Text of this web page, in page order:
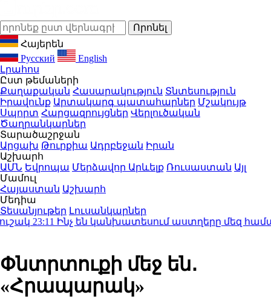
Հայերեն
Русский
English
Լրահոս
Ըստ թեմաների
Քաղաքական Հասարակություն Տնտեսություն
Իրավունք Արտակարգ պատահարներ Մշակույթ
Սպորտ Հարցազրույցներ Վերլուծական
Ծաղրանկարներ
Տարածաշրջան
Արցախ Թուրքիա Ադրբեջան Իրան
Աշխարհ
ԱՄՆ Եվրոպա Մերձավոր Արևելք Ռուսաստան Այլ
Մամուլ
Հայաստան Աշխարհ
Մեդիա
Տեսանյութեր Լուսանկարներ
23:11Ինչ են կանխատեսում աստղերը մեզ համար.
Փնտրտուքի մեջ են․
«Հրապարակ»